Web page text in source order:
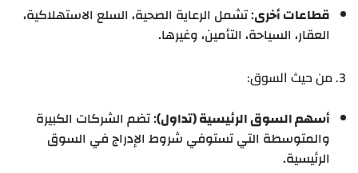
قطاعات أخرى: تشمل الرعاية الصحية، السلع الاستهلاكية،
العقار، السياحة، التأمين، وغيرها.
3. من حيث السوق:
أسهم السوق الرئيسية (تداول): تضم الشركات الكبيرة
والمتوسطة التي تستوفي شروط الإدراج في السوق
الرئيسية.